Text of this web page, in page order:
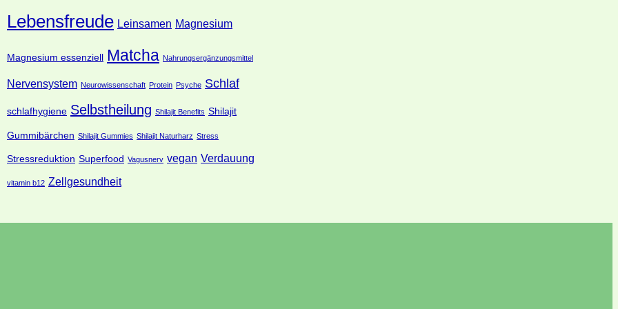
Lebensfreude Leinsamen Magnesium
Magnesium essenziell Matcha Nahrungsergänzungsmittel
Nervensystem Neurowissenschaft Protein Psyche Schlaf
schlafhygiene Selbstheilung Shilajit Benefits Shilajit
Gummibärchen Shilajit Gummies Shilajit Naturharz Stress
Stressreduktion Superfood Vagusnerv vegan Verdauung
vitamin b12 Zellgesundheit